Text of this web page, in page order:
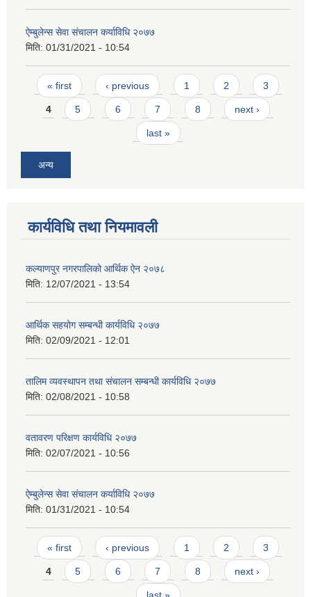
ऐम्बुलेन्स सेवा संचालन कर्याविधि २०७७
मिति: 01/31/2021 - 10:54
Pages
« first ‹ previous 1 2 3
4 5 6 7 8 next ›
last »
अन्य
कार्यविधि तथा नियमावली
कल्याणपुर नगरपालिको आर्थिक ऐन २०७८
मिति: 12/07/2021 - 13:54
आर्थिक सहयोग सम्बन्धी कार्यविधि २०७७
मिति: 02/09/2021 - 12:01
तालिम व्यवस्थापन तथा संचालन सम्बन्धी कार्यविधि २०७७
मिति: 02/08/2021 - 10:58
वतावरण परिक्षण कार्यविधि २०७७
मिति: 02/07/2021 - 10:56
ऐम्बुलेन्स सेवा संचालन कर्याविधि २०७७
मिति: 01/31/2021 - 10:54
Pages
« first ‹ previous 1 2 3
4 5 6 7 8 next ›